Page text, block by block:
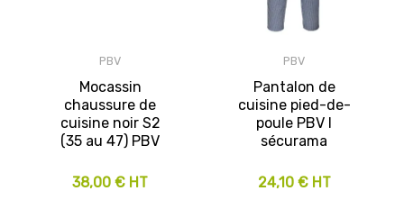
PBV
Mocassin
chaussure de
cuisine noir S2
(35 au 47) PBV
38,00 € HT
PBV
Pantalon de
cuisine pied-de-
poule PBV I
sécurama
24,10 € HT